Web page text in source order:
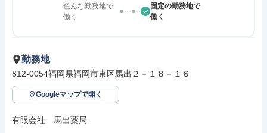
色んな勤務地で
働く
固定の勤務地で
働く
勤務地
812-0054福岡県福岡市東区馬出２－１８－１６
Googleマップで開く
有限会社　馬出薬局